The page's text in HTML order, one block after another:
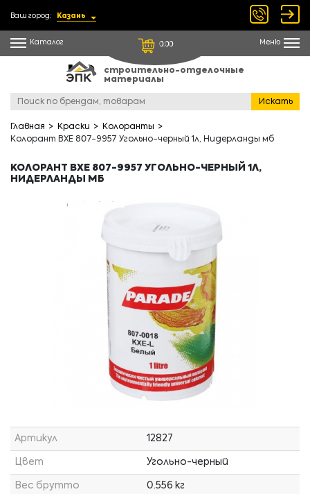
Ваш город: Казань
Каталог 0.00 Меню
строительно-отделочные
материалы
Искать
Главная Краски
Колоранты
Колорант BXE 807-9957 Угольно-черный 1л, Нидерланды мб
КОЛОРАНТ BXE 807-9957 УГОЛЬНО-ЧЕРНЫЙ 1Л,
НИДЕРЛАНДЫ МБ
Артикул 12827
Цвет Угольно-черный
Вес брутто 0.556 кг